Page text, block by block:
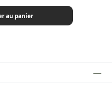
au panier